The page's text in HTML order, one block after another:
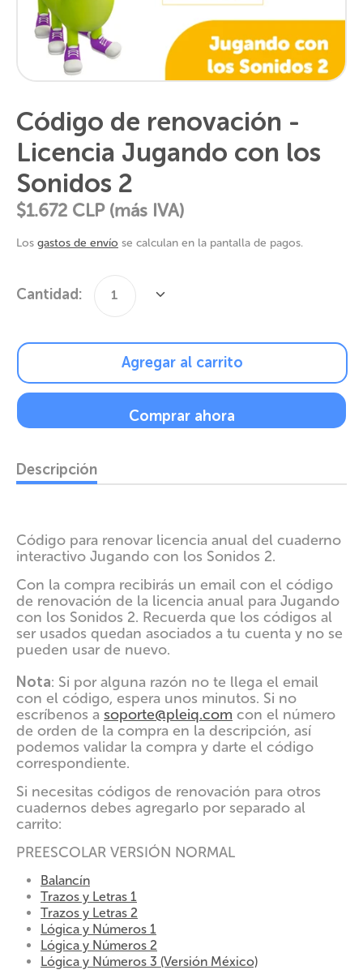
Código de renovación -
Licencia Jugando con los
Sonidos 2
$1.672 CLP (más IVA)
Los gastos de envío se calculan en la pantalla de pagos.
Cantidad: Cantidad
1
Agregar al carrito
Comprar ahora
Descripción
Código para renovar licencia anual del cuaderno
interactivo Jugando con los Sonidos 2.
Con la compra recibirás un email con el código
de renovación de la licencia anual para Jugando
con los Sonidos 2. Recuerda que los códigos al
ser usados quedan asociados a tu cuenta y no se
pueden usar de nuevo.
Nota: Si por alguna razón no te llega el email
con el código, espera unos minutos. Si no
escríbenos a soporte@pleiq.com con el número
de orden de la compra en la descripción, así
podemos validar la compra y darte el código
correspondiente.
Si necesitas códigos de renovación para otros
cuadernos debes agregarlo por separado al
carrito:
PREESCOLAR VERSIÓN NORMAL
Balancín
Trazos y Letras 1
Trazos y Letras 2
Lógica y Números 1
Lógica y Números 2
Lógica y Números 3 (Versión México)